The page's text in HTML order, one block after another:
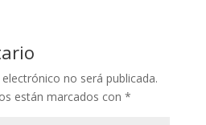
no será publicada.
están marcados con *